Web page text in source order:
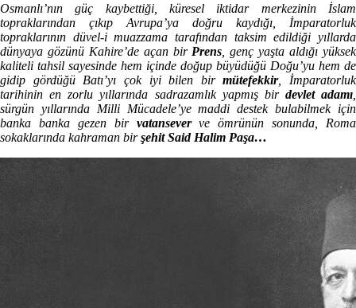
Osmanlı’nın güç kaybettiği, küresel iktidar merkezinin İslam
topraklarından çıkıp Avrupa’ya doğru kaydığı, İmparatorluk
topraklarının düvel-i muazzama tarafından taksim edildiği yıllarda
dünyaya gözünü Kahire’de açan bir Prens , genç yaşta aldığı yüksek
kaliteli tahsil sayesinde hem içinde doğup büyüdüğü Doğu’yu hem de
gidip gördüğü Batı’yı çok iyi bilen birmütefekkir, İmparatorluk
tarihinin en zorlu yıllarında sadrazamlık yapmış bir devlet adamı
sürgün yıllarında Milli Mücadele’ye maddi destek bulabilmek için
banka banka gezen bir vatanseverve ömrünün sonunda, Roma
sokaklarında kahraman birşehit Said Halim Paşa…